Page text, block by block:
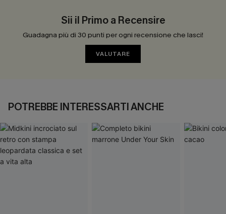
Sii il Primo a Recensire
Guadagna più di 30 punti per ogni recensione che lasci!
VALUTARE
POTREBBE INTERESSARTI ANCHE